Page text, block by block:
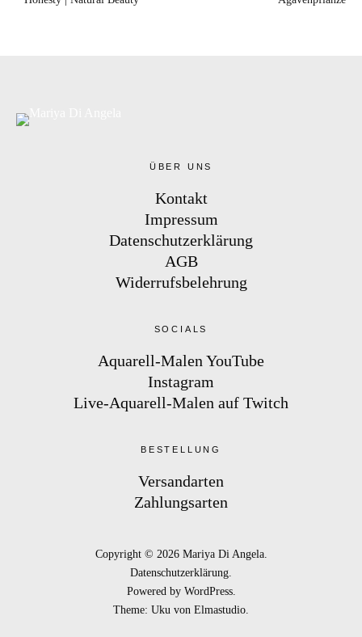
ÜBER UNS
Kontakt
Impressum
Datenschutzerklärung
AGB
Widerrufsbelehrung
SOCIALS
Aquarell-Malen YouTube
Instagram
Live-Aquarell-Malen auf Twitch
BESTELLUNG
Versandarten
Zahlungsarten
Copyright © 2026 Mariya Di Angela
Datenschutzerklärung
Powered by WordPress
Theme: Uku von Elmastudio